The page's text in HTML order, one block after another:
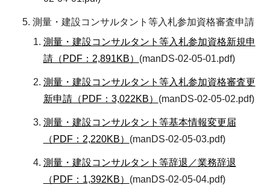
測量・建設コンサルタント等入札参加資格審査申請
測量・建設コンサルタント等入札参加資格新規申
請（PDF：2,891KB） (manDS-02-05-01.pdf)
測量・建設コンサルタント等入札参加資格審査更
新申請（PDF：3,022KB） (manDS-02-05-02.pdf)
測量・建設コンサルタント等基本情報変更届
（PDF：2,220KB） (manDS-02-05-03.pdf)
測量・建設コンサルタント等辞退／業務辞退
（PDF：1,392KB） (manDS-02-05-04.pdf)